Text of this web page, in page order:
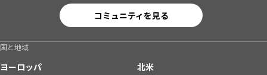
コミュニティを見る
国と地域
ヨーロッパ
北米